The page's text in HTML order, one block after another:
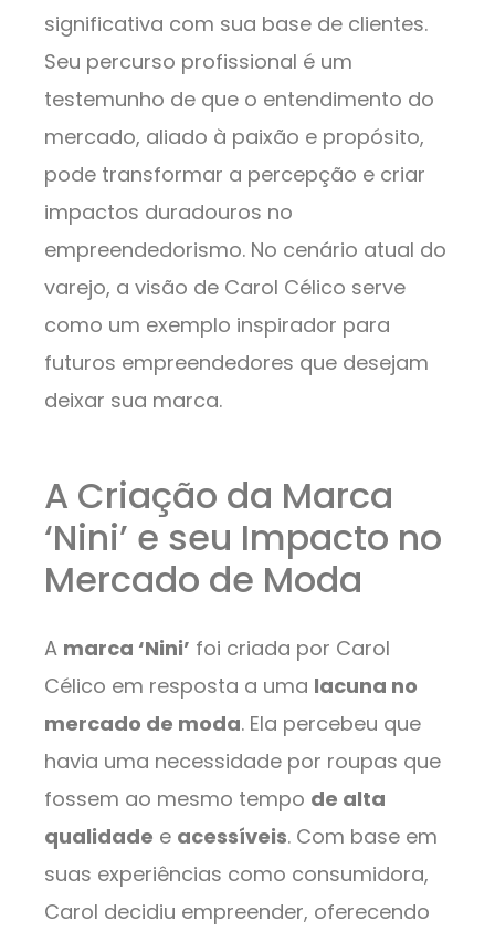
significativa com sua base de clientes.
Seu percurso profissional é um
testemunho de que o entendimento do
mercado, aliado à paixão e propósito,
pode transformar a percepção e criar
impactos duradouros no
empreendedorismo. No cenário atual do
varejo, a visão de Carol Célico serve
como um exemplo inspirador para
futuros empreendedores que desejam
deixar sua marca.
A Criação da Marca
‘Nini’ e seu Impacto no
Mercado de Moda
A marca ‘Nini’ foi criada por Carol
Célico em resposta a uma lacuna no
mercado de moda. Ela percebeu que
havia uma necessidade por roupas que
fossem ao mesmo tempo de alta
qualidade e acessíveis. Com base em
suas experiências como consumidora,
Carol decidiu empreender, oferecendo